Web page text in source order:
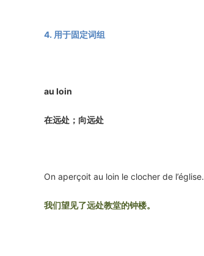
4. 用于固定词组
au loin
在远处；向远处
On aperçoit au loin le clocher de l’église.
我们望见了远处教堂的钟楼。